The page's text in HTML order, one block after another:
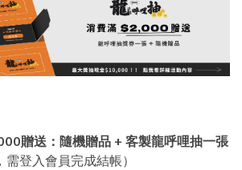
贈送：隨機贈品 + 客製龍呼哩抽一張
登入會員完成結帳）